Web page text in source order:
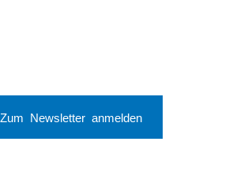
Zum Newsletter anmelden